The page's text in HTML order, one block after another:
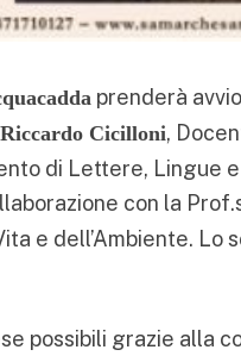
prenderà
Riccardo Cicilloni,
di Lettere, Lingue
con la
e dell’Ambiente. Lo
possibili grazie alla